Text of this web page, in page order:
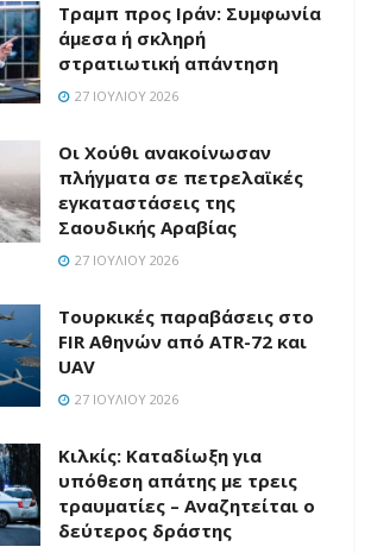
Τραμπ προς Ιράν: Συμφωνία
άμεσα ή σκληρή
στρατιωτική απάντηση
27 ΙΟΥΛΊΟΥ 2026
Οι Χούθι ανακοίνωσαν
πλήγματα σε πετρελαϊκές
εγκαταστάσεις της
Σαουδικής Αραβίας
27 ΙΟΥΛΊΟΥ 2026
Τουρκικές παραβάσεις στο
FIR Αθηνών από ATR-72 και
UAV
27 ΙΟΥΛΊΟΥ 2026
Κιλκίς: Καταδίωξη για
υπόθεση απάτης με τρεις
τραυματίες – Αναζητείται ο
δεύτερος δράστης